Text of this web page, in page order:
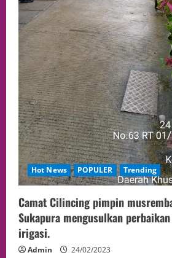
Hot News POPULER Trending
Camat Cilincing pimpin
Sukapura mengusulkan
irigasi.
Admin 24/02/2023